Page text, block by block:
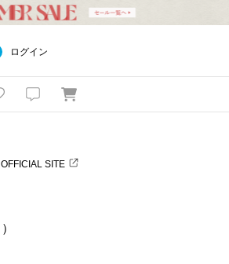
ログイン
OFFICIAL SITE